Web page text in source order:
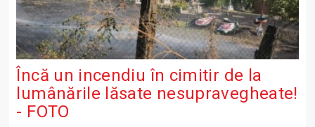
Încă un incendiu în cimitir de la
lumânările lăsate nesupravegheate!
- FOTO